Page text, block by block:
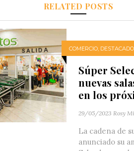
RELATED POSTS
COMERCIO DESTACADO
Súper
nuevas
en los
29/05/2023 Rosy
La cadena de
anunciado su